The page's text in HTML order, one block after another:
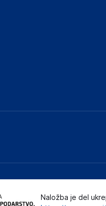
Naložba je del